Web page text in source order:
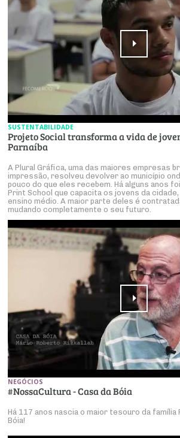
SUSTENTABILIDADE
Projeto Social transforma a vida de
Parnaíba
A Plural Gráfica, uma das maiores empresas
impressão, resolveu devolver ao município
pouco do que eles recebem. Há alguns anos
Print School que capacita os jovens da
ensino médio. A maior parte deles é
mudando completamente o seu futuro.
NEGÓCIOS
#NossaCultura - Casa da Bóia
Há 117 anos nascia o maior tesouro da família
Bóia!